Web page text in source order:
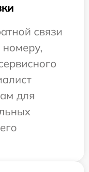
связи
для